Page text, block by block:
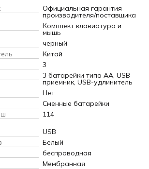
Официальная гарантия
производителя/поставщика
Комплект клавиатура и
мышь
черный
Китай
3
3 батарейки типа AA, USB-
приемник, USB-удлинитель
Нет
Сменные батарейки
114
USB
Белый
беспроводная
Мембранная